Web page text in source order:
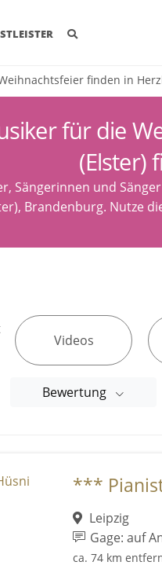
finden in
für die
(Elster)
Sängerinnen und
Brandenburg. Nutze
Videos
Bewertung
***
Leipzig
Gage: auf
ca. 74 km